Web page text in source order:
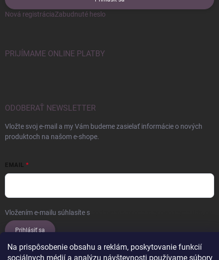
Na prispôsobenie obsahu a reklám, poskytovanie funkcií
sociálnych médií a analýzu návštevnosti používame súbory
Nová registráciaZabudnuté heslo
PRIJÍMAME ONLINE PLATBY
ODOBERAŤ NEWSLETTER
Vložte svoj e-mail a my Vám budeme zasielať informácie o nových
produktoch na našom e-shope.
EMAIL
Vložením e-mailu súhlasíte s
Prihlásiť sa